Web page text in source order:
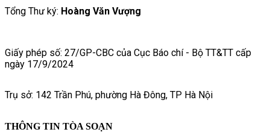
Tổng Thư ký: Hoàng Văn Vượng
Giấy phép số: 27/GP-CBC của Cục Báo chí - Bộ TT&TT cấp
ngày 17/9/2024
Trụ sở: 142 Trần Phú, phường Hà Đông, TP Hà Nội
THÔNG TIN TÒA SOẠN